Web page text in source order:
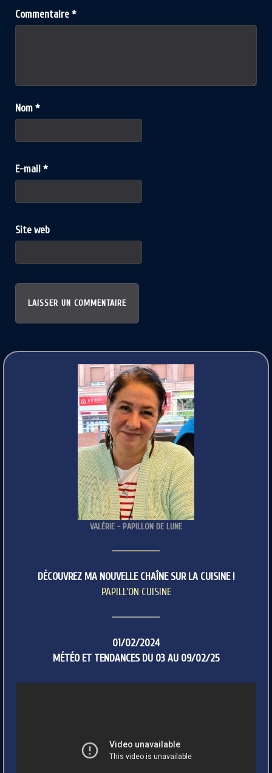
Commentaire *
Nom *
E-mail *
Site web
VALÉRIE - PAPILLON DE LUNE
DÉCOUVREZ MA NOUVELLE CHAÎNE SUR LA CUISINE !
PAPILL'ON CUISINE
01/02/2024
MÉTÉO ET TENDANCES DU 03 AU 09/02/25